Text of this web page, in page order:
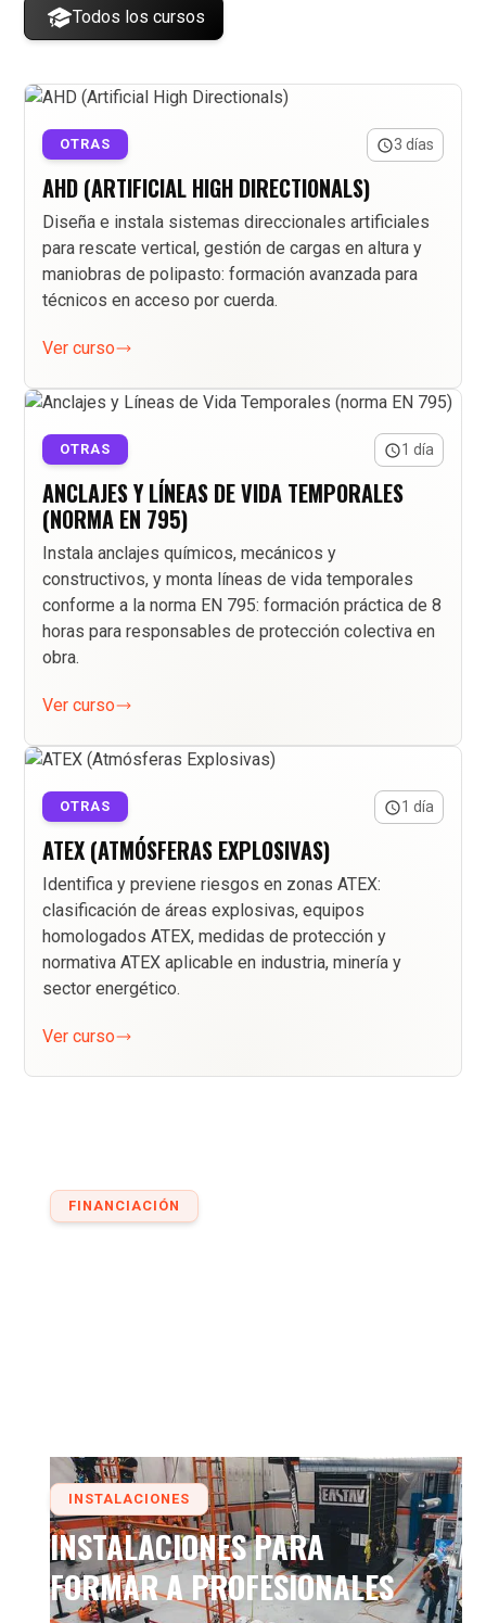
Todos los cursos
OTRAS 3 días
AHD (ARTIFICIAL HIGH DIRECTIONALS)
Diseña e instala sistemas direccionales artificiales
para rescate vertical, gestión de cargas en altura y
maniobras de polipasto: formación avanzada para
técnicos en acceso por cuerda.
Ver curso
OTRAS 1 día
ANCLAJES Y LÍNEAS DE VIDA TEMPORALES
(NORMA EN 795)
Instala anclajes químicos, mecánicos y
constructivos, y monta líneas de vida temporales
conforme a la norma EN 795: formación práctica de 8
horas para responsables de protección colectiva en
obra.
Ver curso
OTRAS 1 día
ATEX (ATMÓSFERAS EXPLOSIVAS)
Identifica y previene riesgos en zonas ATEX:
clasificación de áreas explosivas, equipos
homologados ATEX, medidas de protección y
normativa ATEX aplicable en industria, minería y
sector energético.
Ver curso
FINANCIACIÓN
INSTALACIONES
INSTALACIONES PARA
FORMAR A PROFESIONALES